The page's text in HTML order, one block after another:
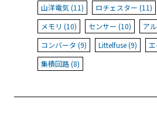
山洋電気 (11)
ロチェスター (11)
メモリ (10)
センサー (10)
ア
コンバータ (9)
Littelfuse (9)
集積回路 (8)